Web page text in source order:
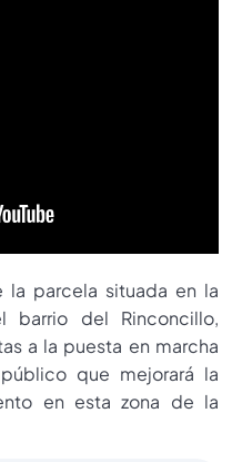
la parcela situada en la
barrio del Rinconcillo,
a la puesta en marcha
que mejorará la
en esta zona de la